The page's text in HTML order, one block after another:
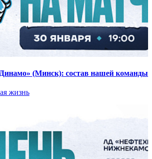
(Минск): состав нашей команды
жизнь